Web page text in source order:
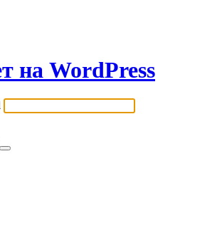
на WordPress